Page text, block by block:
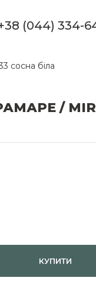
(044) 334-
сосна біла
/
КУПИТИ